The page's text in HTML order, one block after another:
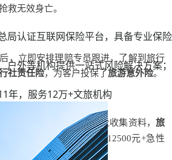
局认证互联网保险平台，具备专业保
户外等机构提供一站式风险解决方案；
年，服务12万+文旅机构
救无效身亡。
，立即安排理赔专员跟进，了解到旅行
社责任险，为客户投保了旅游意外险。
进展，协助家属和旅行社收集资料， 旅
，包含急性病身故12500元+急性